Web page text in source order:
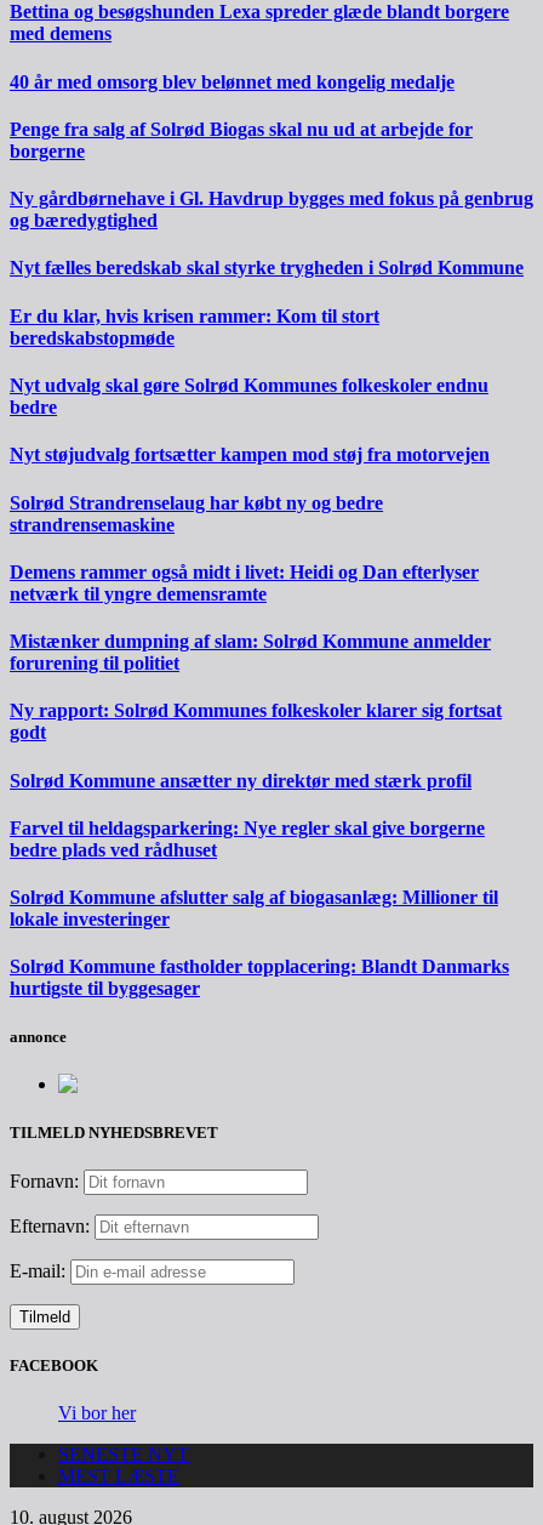
Bettina og besøgshunden Lexa spreder glæde blandt borgere
med demens
40 år med omsorg blev belønnet med kongelig medalje
Penge fra salg af Solrød Biogas skal nu ud at arbejde for
borgerne
Ny gårdbørnehave i Gl. Havdrup bygges med fokus på genbrug
og bæredygtighed
Nyt fælles beredskab skal styrke trygheden i Solrød Kommune
Er du klar, hvis krisen rammer: Kom til stort
beredskabstopmøde
Nyt udvalg skal gøre Solrød Kommunes folkeskoler endnu
bedre
Nyt støjudvalg fortsætter kampen mod støj fra motorvejen
Solrød Strandrenselaug har købt ny og bedre
strandrensemaskine
Demens rammer også midt i livet: Heidi og Dan efterlyser
netværk til yngre demensramte
Mistænker dumpning af slam: Solrød Kommune anmelder
forurening til politiet
Ny rapport: Solrød Kommunes folkeskoler klarer sig fortsat
godt
Solrød Kommune ansætter ny direktør med stærk profil
Farvel til heldagsparkering: Nye regler skal give borgerne
bedre plads ved rådhuset
Solrød Kommune afslutter salg af biogasanlæg: Millioner til
lokale investeringer
Solrød Kommune fastholder topplacering: Blandt Danmarks
hurtigste til byggesager
annonce
TILMELD NYHEDSBREVET
Fornavn:
Efternavn:
E-mail:
FACEBOOK
Vi bor her
SENESTE NYT
MEST LÆSTE
10. august 2026